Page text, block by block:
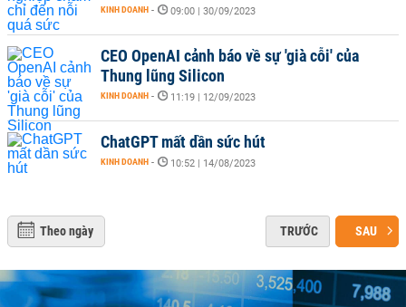
KINH DOANH - 09:00 | 30/09/2023
CEO OpenAI cảnh báo về sự 'già cỗi' của
Thung lũng Silicon
KINH DOANH - 11:19 | 12/09/2023
ChatGPT mất dần sức hút
KINH DOANH - 10:52 | 14/08/2023
Theo ngày TRƯỚC SAU